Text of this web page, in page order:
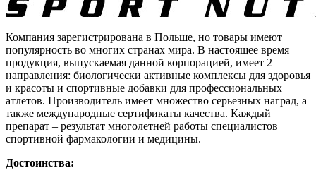
Компания зарегистрирована в Польше, но товары имеют
популярность во многих странах мира. В настоящее время
продукция, выпускаемая данной корпорацией, имеет 2
направления: биологически активные комплексы для здоровья
и красоты и спортивные добавки для профессиональных
атлетов. Производитель имеет множество серьезных наград, а
также международные сертификаты качества. Каждый
препарат – результат многолетней работы специалистов
спортивной фармакологии и медицины.
Достоинства: